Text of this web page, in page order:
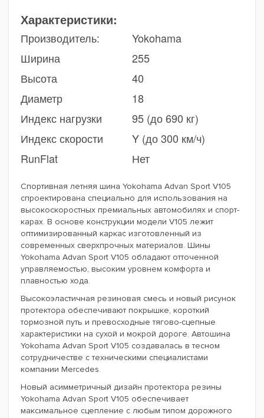
Характеристики:
Производитель:
Yokohama
Ширина
255
Высота
40
Диаметр
18
Индекс нагрузки
95 (до 690 кг)
Индекс скорости
Y (до 300 км/ч)
RunFlat
Нет
Спортивная летняя шина Yokohama Advan Sport V105
спроектирована специально для использования на
высокоскоростных премиальных автомобилях и спорт-
карах. В основе конструкции модели V105 лежит
оптимизированный каркас изготовленный из
современных сверхпрочных материалов. Шины
Yokohama Advan Sport V105 обладают отточенной
управляемостью, высоким уровнем комфорта и
плавностью хода.
Высокоэластичная резиновая смесь и новый рисунок
протектора обеспечивают покрышке, короткий
тормозной путь и превосходные тягово-сцепные
характеристики на сухой и мокрой дороге. Автошина
Yokohama Advan Sport V105 создавалась в тесном
сотрудничестве с техническими специалистами
компании Mercedes.
Новый асимметричный дизайн протектора резины
Yokohama Advan Sport V105 обеспечивает
максимальное сцепление с любым типом дорожного